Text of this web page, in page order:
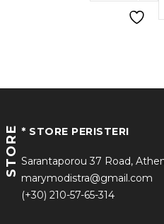
STORE * STORE PERISTERI
Sarantaporou 37 Road,
marymodistra@gmail.com
(+30) 210-57-65-314